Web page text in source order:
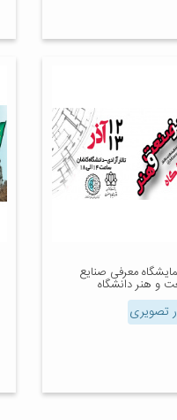
معرفی صنایع
و هنر دانشگاه
تصویری